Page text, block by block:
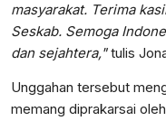
masyarakat. Terima
Seskab. Semoga
dan sejahtera,"tulis
Unggahan tersebut
memang diprakarsai